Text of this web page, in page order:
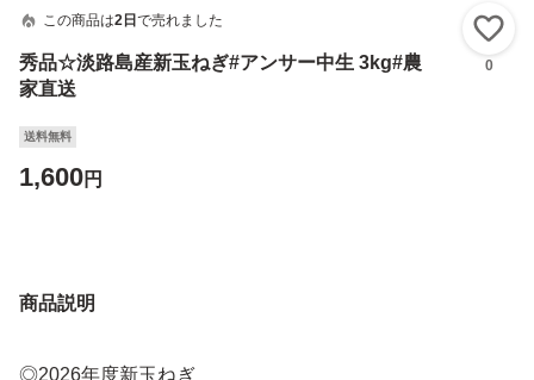
この商品は2日 で売れました
秀品☆淡路島産新玉ねぎ#アンサー中生 3kg#農
家直送
0
送料無料
1,600円
商品説明
◎2026年度新玉ねぎ